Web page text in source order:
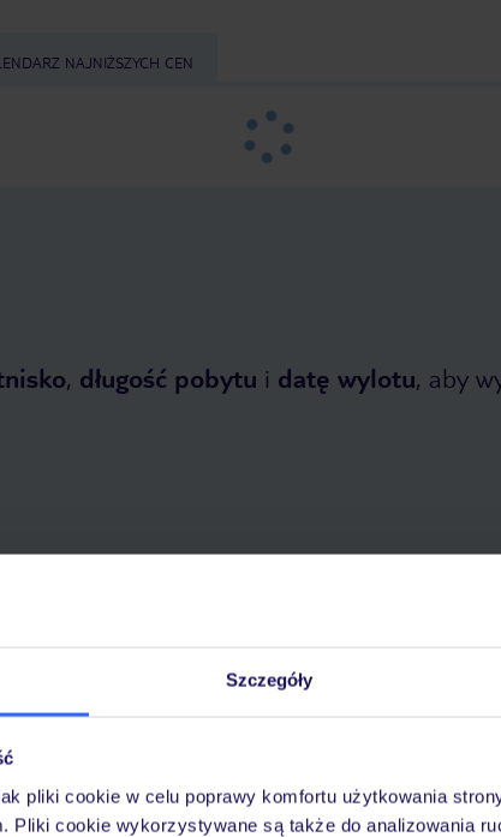
Szczegóły
pliki cookie w celu poprawy komfortu użytkowania
Pliki cookie wykorzystywane są także do analizowania
NAJNIŻSZYCH CEN
, długość pobytu i datę wylotu, aby
Dlaczego warto wybrać TUI?
30 lat w Polsce
Tylko u nas opieka na
wakacjach 24/7